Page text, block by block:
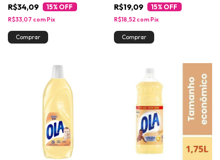
R$34,09 15% OFF
R$33,07 com Pix
R$19,09 15% OFF
R$18,52 com Pix